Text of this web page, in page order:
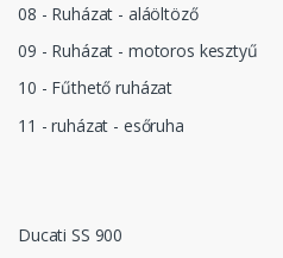
08 - Ruházat - aláöltöző
09 - Ruházat - motoros kesztyű
10 - Fűthető ruházat
11 - ruházat - esőruha
Ducati SS 900